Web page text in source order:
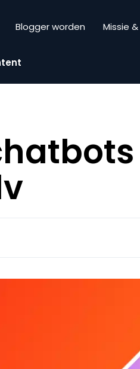
Blogger worden Missie